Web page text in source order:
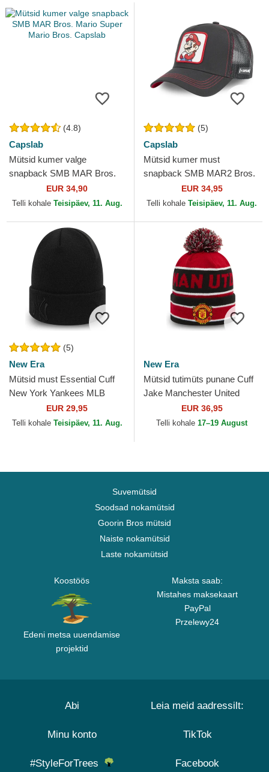
(4.8)
Capslab
Mütsid kumer valge
snapback SMB MAR Bros.
Mario Super Mario Bros.
Capslab
EUR 34,90
Telli kohale Teisipäev, 11. Aug.
(5)
Capslab
Mütsid kumer must
snapback SMB MAR2 Bros.
Mario Super Mario Bros.
Capslab
EUR 34,95
Telli kohale Teisipäev, 11. Aug.
(5)
New Era
Mütsid must Essential Cuff
New York Yankees MLB
EUR 29,95
Telli kohale Teisipäev, 11. Aug.
New Era
Mütsid tutimüts punane Cuff
Jake Manchester United
Football Club Premier League
New Era
EUR 36,95
Telli kohale 17–19 August
Suvemütsid
Soodsad nokamütsid
Goorin Bros mütsid
Naiste nokamütsid
Laste nokamütsid
Koostöös
Edeni metsa uuendamise
projektid
Maksta saab:
Mistahes maksekaart
PayPal
Przelewy24
Abi
Minu konto
#StyleForTrees
Leia meid aadressilt:
TikTok
Facebook